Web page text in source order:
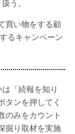
う。
買い物をする顧
るキャンペーン
「続報を知り
タンを押してく
のみをカウント
掘り取材を実施